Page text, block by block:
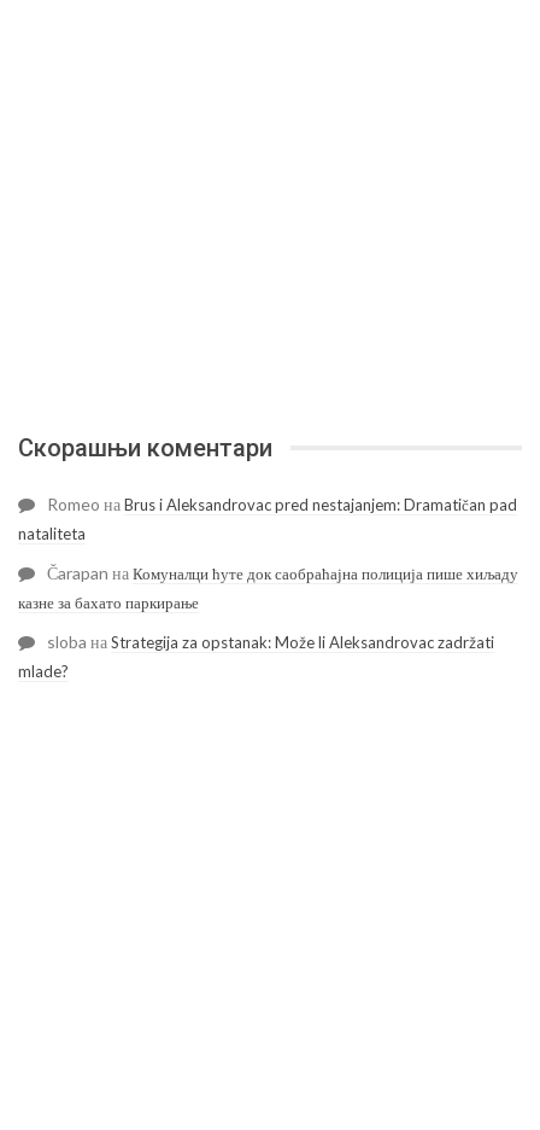
Скорашњи коментари
Romeo наBrus i Aleksandrovac pred nestajanjem: Dramatičan pad
nataliteta
Čarapan наКомуналци ћуте док саобраћајна полиција пише хиљаду
казне за бахато паркирање
sloba наStrategija za opstanak: Može li Aleksandrovac zadržati
mlade?